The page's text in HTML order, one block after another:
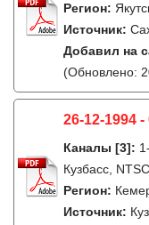
Регион:
Источник:
Добавил на
(Обновлено:
26-12-1994 -
Каналы [3]:
Кузбасс, NTSC
Регион:
Источник: